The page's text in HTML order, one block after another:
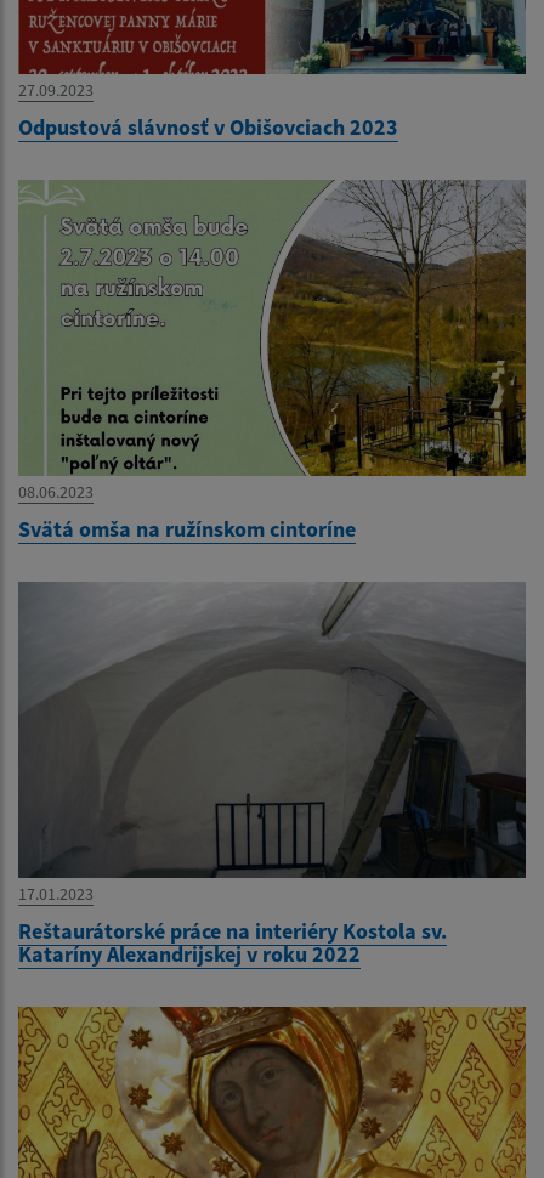
27.09.2023
Odpustová slávnosť v Obišovciach 2023
08.06.2023
Svätá omša na ružínskom cintoríne
17.01.2023
Reštaurátorské práce na interiéry Kostola sv.
Kataríny Alexandrijskej v roku 2022